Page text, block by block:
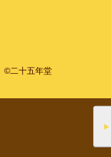
©二十五年堂